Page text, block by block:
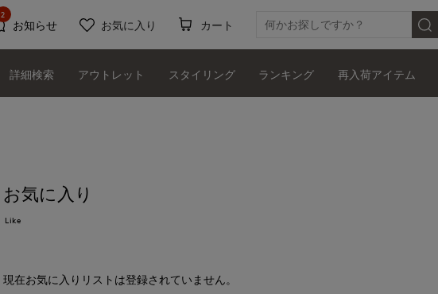
お知らせ
2
お気に入り カート
詳細検索 アウトレット スタイリング ランキング 再入荷アイテム
お気に入り
Like
現在お気に入りリストは登録されていません。